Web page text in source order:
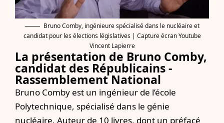
Bruno Comby, ingénieure spécialisé dans le nucléaire et
candidat pour les élections législatives | Capture écran Youtube
Vincent Lapierre
La présentation de Bruno Comby,
candidat des Républicains -
Rassemblement National
Bruno Comby est un ingénieur de l’école
Polytechnique, spécialisé dans le génie
nucléaire. Auteur de 10 livres, dont un préfacé